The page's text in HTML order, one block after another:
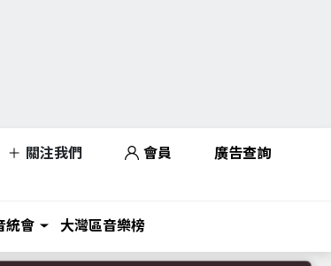
關注我們 會員 廣告查詢
統會 大灣區音樂榜